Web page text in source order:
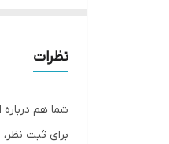
نظرات
شما هم
برای ثبت